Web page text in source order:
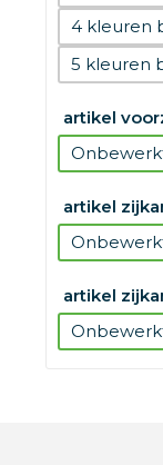
4
5
artikel
artikel
artikel